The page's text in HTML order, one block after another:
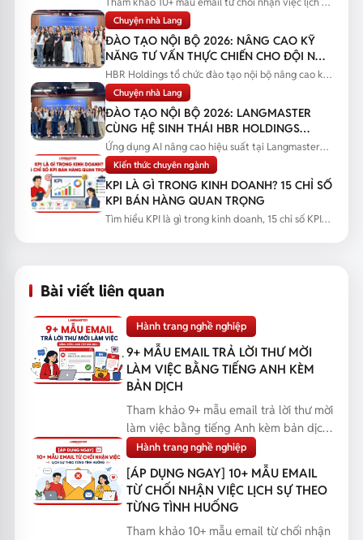
theo từng tình huống...
Chuyện nhà Lang
ĐÀO TẠO NỘI BỘ 2026: NÂNG CAO KỸ
NĂNG TƯ VẤN THỰC CHIẾN CHO ĐỘI NGŨ
SALES
HBR Holdings tổ chức đào tạo nội bộ nâng cao kỹ
năng tư vấn thực chiến...
Chuyện nhà Lang
ĐÀO TẠO NỘI BỘ 2026: LANGMASTER
CÙNG HỆ SINH THÁI HBR HOLDINGS
NÂNG CAO NĂNG LỰC ỨNG DỤNG AI
Ứng dụng AI nâng cao hiệu suất tại Langmaster
qua chương trình đào tạo...
Kiến thức chuyên ngành
KPI LÀ GÌ TRONG KINH DOANH? 15 CHỈ SỐ
KPI BÁN HÀNG QUAN TRỌNG
Tìm hiểu KPI là gì trong kinh doanh, 15 chỉ số KPI
Bài viết liên quan
Hành trang nghề nghiệp
9+ MẪU EMAIL TRẢ LỜI THƯ MỜI
LÀM VIỆC BẰNG TIẾNG ANH KÈM
BẢN DỊCH
Tham khảo 9+ mẫu email trả lời thư mời
làm việc bằng tiếng Anh kèm bản dịch,
giúp bạn phản...
Hành trang nghề nghiệp
[ÁP DỤNG NGAY] 10+ MẪU EMAIL
TỪ CHỐI NHẬN VIỆC LỊCH SỰ THEO
TỪNG TÌNH HUỐNG
Tham khảo 10+ mẫu email từ chối nhận